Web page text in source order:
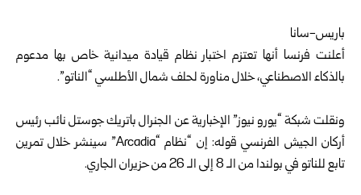
باريس-سانا
أعلنت فرنسا أنها تعتزم اختبار نظام قيادة ميدانية خاص بها مدعوم
بالذكاء الاصطناعي، خلال مناورة لحلف شمال الأطلسي “الناتو”.
ونقلت شبكة “يورو نيوز” الإخبارية عن الجنرال باتريك جوستل نائب رئيس
أركان الجيش الفرنسي قوله: إن “نظام “Arcadia” سينشر خلال تمرين
تابع للناتو في بولندا من الـ 8 إلى الـ 26 من حزيران الجاري.